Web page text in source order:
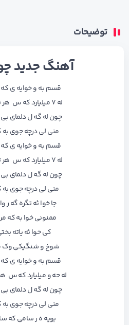
توضیحات
آهنگ جدید
قسم به و خوایه ی که
له ۷ میلیارد که س هر توم پی چاکه
چون له گه ل دلمای
منی لی درچه جوی
قسم به و خوایه ی که
له ۷ میلیارد که س هر توم پی چاکه
چون له گه ل دلمای
منی لی درچه جوی
جا خوا ئه تگره گه ر
ممنونی خوا به که
کی خوا ئه یاته
شوخ و شنگیکی وک
قسم به و خوایه ی که
له حه و میلیارد که س
چون له گه ل دلمای
منی لی درچه جوی
بویه ه ر سامی که